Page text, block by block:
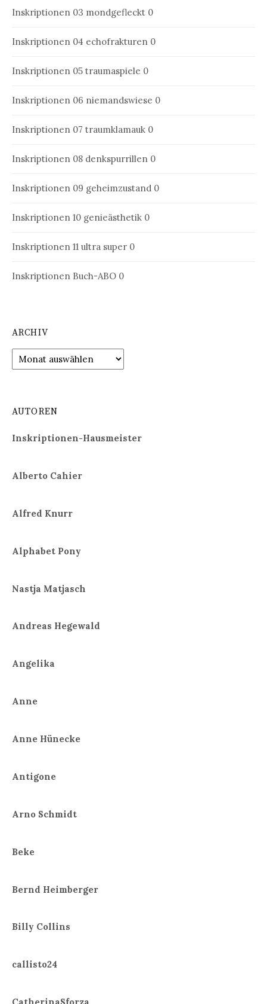
Inskriptionen 03 mondgefleckt 0
Inskriptionen 04 echofrakturen 0
Inskriptionen 05 traumaspiele 0
Inskriptionen 06 niemandswiese 0
Inskriptionen 07 traumklamauk 0
Inskriptionen 08 denkspurrillen 0
Inskriptionen 09 geheimzustand 0
Inskriptionen 10 genieästhetik 0
Inskriptionen 11 ultra super 0
Inskriptionen Buch-ABO 0
ARCHIV
Archiv
AUTOREN
Inskriptionen-Hausmeister
Alberto Cahier
Alfred Knurr
Alphabet Pony
Nastja Matjasch
Andreas Hegewald
Angelika
Anne
Anne Hünecke
Antigone
Arno Schmidt
Beke
Bernd Heimberger
Billy Collins
callisto24